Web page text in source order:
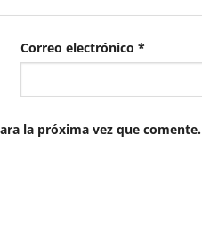
Correo electrónico *
la próxima vez que comente.